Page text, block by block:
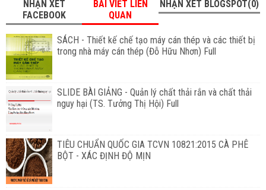
NHẬN XÉT
FACEBOOK
BÀI VIẾT LIÊN
QUAN
NHẬN XÉT BLOGSPOT(0)
SÁCH - Thiết kế chế tạo máy cán thép và các thiết bị
trong nhà máy cán thép (Đỗ Hữu Nhơn) Full
SLIDE BÀI GIẢNG - Quản lý chất thải rắn và chất thải
nguy hại (TS. Tưởng Thị Hội) Full
TIÊU CHUẨN QUỐC GIA TCVN 10821:2015 CÀ PHÊ
BỘT - XÁC ĐỊNH ĐỘ MỊN